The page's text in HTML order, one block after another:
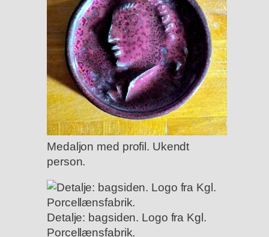
Medaljon med profil. Ukendt
person.
Detalje: bagsiden. Logo fra Kgl.
Porcellænsfabrik.